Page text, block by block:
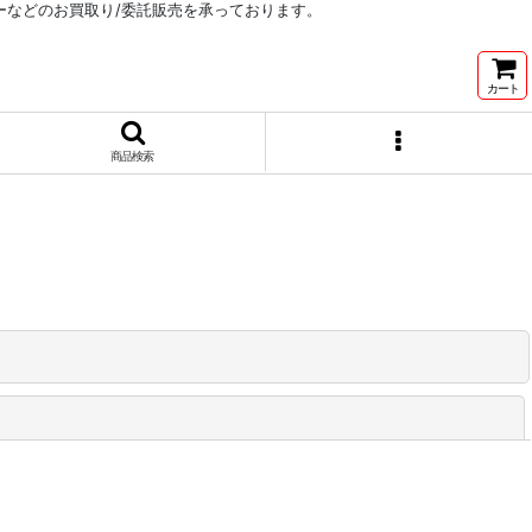
どのお買取り/委託販売を承っております。
カート
商品検索